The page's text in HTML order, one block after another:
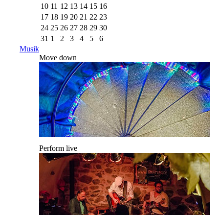
10 11 12 13 14 15 16
17 18 19 20 21 22 23
24 25 26 27 28 29 30
31 1 2 3 4 5
6
Musik
Move down
Perform live